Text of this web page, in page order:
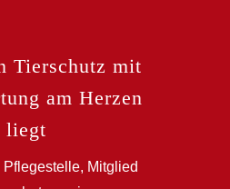
Tierschutz mit
am Herzen
liegt
Pflegestelle, Mitglied